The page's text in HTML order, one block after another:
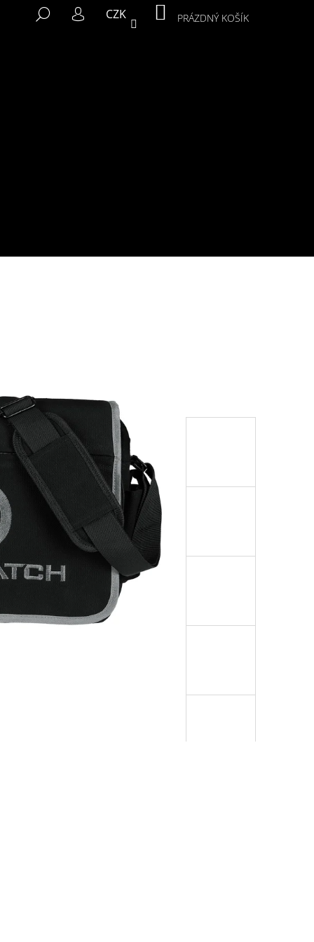
HLEDAT
PŘIHLÁŠENÍ
CZK NÁKUPNÍ
KOŠÍK
PRÁZDNÝ KOŠÍK
Následující